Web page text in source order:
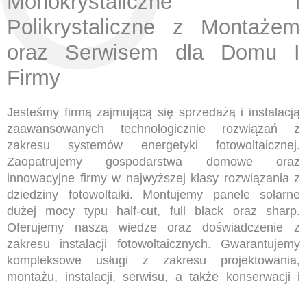
Polikrystaliczne z Montażem
oraz Serwisem dla Domu I
Firmy
Jesteśmy firmą zajmującą się sprzedażą i instalacją
zaawansowanych technologicznie rozwiązań z
zakresu systemów energetyki fotowoltaicznej.
Zaopatrujemy gospodarstwa domowe oraz
innowacyjne firmy w najwyższej klasy rozwiązania z
dziedziny fotowoltaiki. Montujemy panele solarne
dużej mocy typu half-cut, full black oraz sharp.
Oferujemy naszą wiedze oraz doświadczenie z
zakresu instalacji fotowoltaicznych. Gwarantujemy
kompleksowe usługi z zakresu projektowania,
montażu, instalacji, serwisu, a także konserwacji i